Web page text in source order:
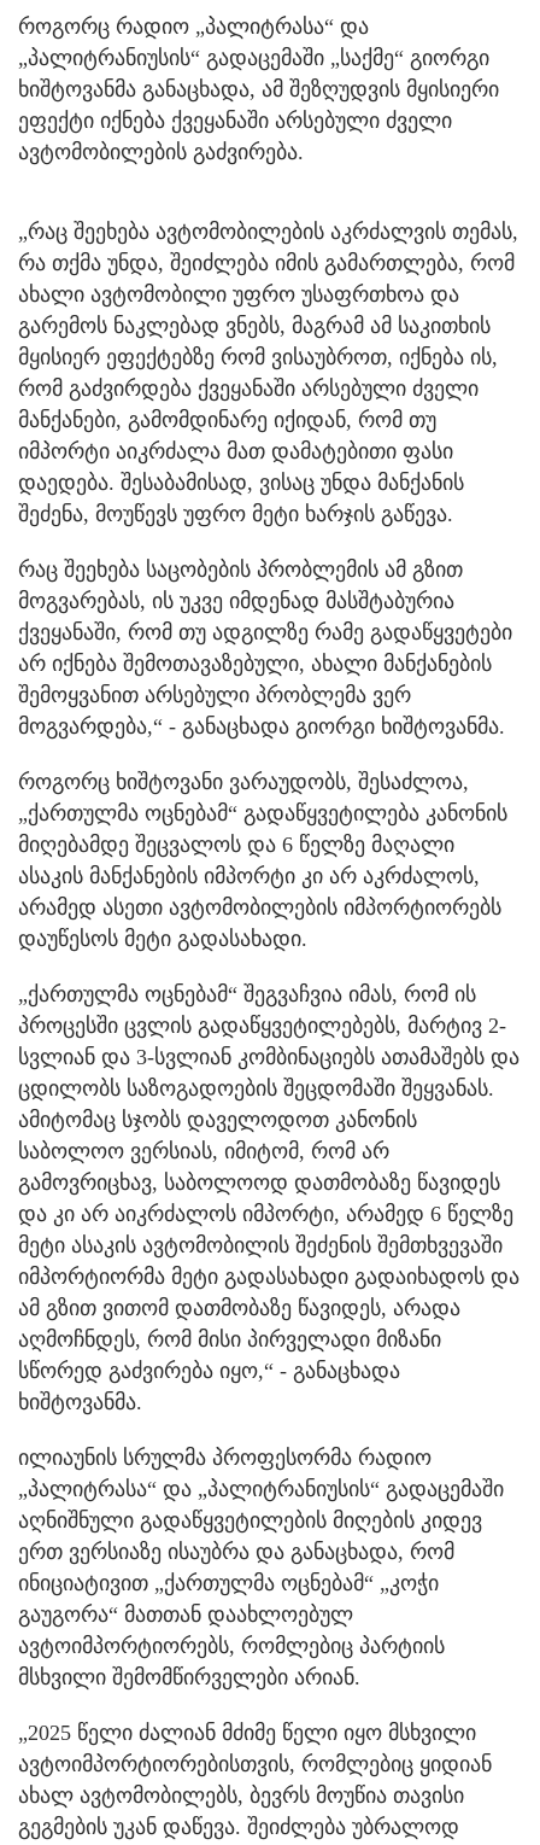
როგორც რადიო „პალიტრასა“ და
„პალიტრანიუსის“ გადაცემაში „საქმე“ გიორგი
ხიშტოვანმა განაცხადა, ამ შეზღუდვის მყისიერი
ეფექტი იქნება ქვეყანაში არსებული ძველი
ავტომობილების გაძვირება.
„რაც შეეხება ავტომობილების აკრძალვის თემას,
რა თქმა უნდა, შეიძლება იმის გამართლება, რომ
ახალი ავტომობილი უფრო უსაფრთხოა და
გარემოს ნაკლებად ვნებს, მაგრამ ამ საკითხის
მყისიერ ეფექტებზე რომ ვისაუბროთ, იქნება ის,
რომ გაძვირდება ქვეყანაში არსებული ძველი
მანქანები, გამომდინარე იქიდან, რომ თუ
იმპორტი აიკრძალა მათ დამატებითი ფასი
დაედება. შესაბამისად, ვისაც უნდა მანქანის
შეძენა, მოუწევს უფრო მეტი ხარჯის გაწევა.
რაც შეეხება საცობების პრობლემის ამ გზით
მოგვარებას, ის უკვე იმდენად მასშტაბურია
ქვეყანაში, რომ თუ ადგილზე რამე გადაწყვეტები
არ იქნება შემოთავაზებული, ახალი მანქანების
შემოყვანით არსებული პრობლემა ვერ
მოგვარდება,“ - განაცხადა გიორგი ხიშტოვანმა.
როგორც ხიშტოვანი ვარაუდობს, შესაძლოა,
„ქართულმა ოცნებამ“ გადაწყვეტილება კანონის
მიღებამდე შეცვალოს და 6 წელზე მაღალი
ასაკის მანქანების იმპორტი კი არ აკრძალოს,
არამედ ასეთი ავტომობილების იმპორტიორებს
დაუწესოს მეტი გადასახადი.
„ქართულმა ოცნებამ“ შეგვაჩვია იმას, რომ ის
პროცესში ცვლის გადაწყვეტილებებს, მარტივ 2-
სვლიან და 3-სვლიან კომბინაციებს ათამაშებს და
ცდილობს საზოგადოების შეცდომაში შეყვანას.
ამიტომაც სჯობს დაველოდოთ კანონის
საბოლოო ვერსიას, იმიტომ, რომ არ
გამოვრიცხავ, საბოლოოდ დათმობაზე წავიდეს
და კი არ აიკრძალოს იმპორტი, არამედ 6 წელზე
მეტი ასაკის ავტომობილის შეძენის შემთხვევაში
იმპორტიორმა მეტი გადასახადი გადაიხადოს და
ამ გზით ვითომ დათმობაზე წავიდეს, არადა
აღმოჩნდეს, რომ მისი პირველადი მიზანი
სწორედ გაძვირება იყო,“ - განაცხადა
ხიშტოვანმა.
ილიაუნის სრულმა პროფესორმა რადიო
„პალიტრასა“ და „პალიტრანიუსის“ გადაცემაში
აღნიშნული გადაწყვეტილების მიღების კიდევ
ერთ ვერსიაზე ისაუბრა და განაცხადა, რომ
ინიციატივით „ქართულმა ოცნებამ“ „კოჭი
გაუგორა“ მათთან დაახლოებულ
ავტოიმპორტიორებს, რომლებიც პარტიის
მსხვილი შემომწირველები არიან.
„2025 წელი ძალიან მძიმე წელი იყო მსხვილი
ავტოიმპორტიორებისთვის, რომლებიც ყიდიან
ახალ ავტომობილებს, ბევრს მოუწია თავისი
გეგმების უკან დაწევა. შეიძლება უბრალოდ